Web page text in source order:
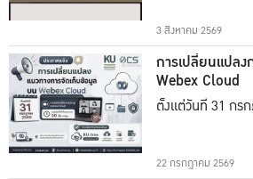
3 สิงหาคม 2569
การเปลี่ยนแปล
Webex Cloud
ตั้งแต่วันที่ 31 กร
22 กรกฎาคม 2569